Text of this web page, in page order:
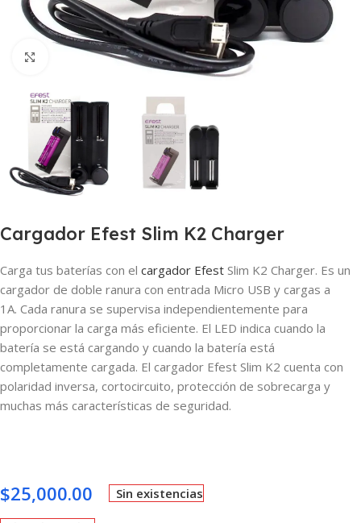
Haga clic para ampliar
Cargador Efest Slim K2 Charger
Carga tus baterías con el cargador Efest Slim K2 Charger. Es un
cargador de doble ranura con entrada Micro USB y cargas a
1A. Cada ranura se supervisa independientemente para
proporcionar la carga más eficiente. El LED indica cuando la
batería se está cargando y cuando la batería está
completamente cargada. El cargador Efest Slim K2 cuenta con
polaridad inversa, cortocircuito, protección de sobrecarga y
muchas más características de seguridad.
$25,000.00 Sin existencias